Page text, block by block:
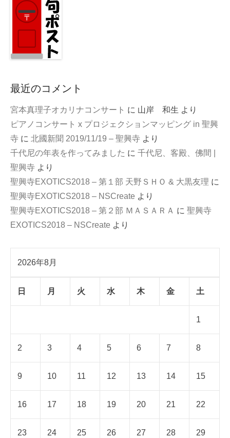
最近のコメント
宮本真理子オカリナコンサート に 山岸 和生 より
ピアノコンサート x プロジェクションマッピング in 聖興
寺 に 北國新聞 2019/11/19 – 聖興寺 より
千代尼の年表を作ってみました に 千代尼、客殿、佛間 |
聖興寺 より
聖興寺EXOTICS2018 – 第１部 天野ＳＨＯ & 大黒友理 に
聖興寺EXOTICS2018 – NSCreate より
聖興寺EXOTICS2018 – 第２部 ＭＡＳＡＲＡ に 聖興寺
EXOTICS2018 – NSCreate より
2026年8月
日 月 火 水 木 金 土
1
2 3 4 5 6 7 8
9 10 11 12 13 14 15
16 17 18 19 20 21 22
23 24 25 26 27 28 29